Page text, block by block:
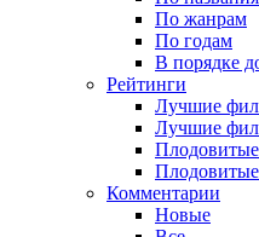
По жанрам
По годам
В порядке
Рейтинги
Лучшие
Лучшие
Комментарии
Новые